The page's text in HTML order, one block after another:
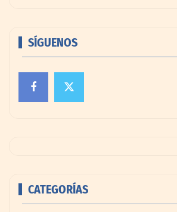
SÍGUENOS
CATEGORÍAS